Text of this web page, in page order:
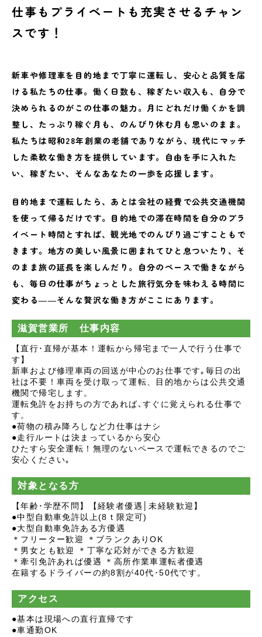
仕事もプライベートも充実させるチャン
スです！
新車や修理車を目的地まで丁寧に運転し、安心と品質を届
ける私たちの仕事。働く日数も、稼ぎたい収入も、自分で
決められるのがこの仕事の魅力。月にどれだけ働くかを調
整し、たっぷり稼ぐ月も、のんびり休む月も思いのまま。
私たちは昭和28年創業の老舗でありながら、現代にマッチ
した柔軟な働き方を提供しています。自由を手に入れた
い、稼ぎたい、そんなあなたの一歩を応援します。
目的地まで運転したら、あとは会社の経費で公共交通機関
を使って帰るだけです。目的地での滞在時間を自分のプラ
イベート時間とすれば、観光地でのんびり過ごすこともで
きます。地方の美しい風景に囲まれてひと息ついたり、そ
のまま旅の延長を楽しんだり。自分のペースで働きながら
も、毎日の仕事がちょっとした旅行気分を味わえる時間に
変わる――そんな贅沢な働き方がここにあります。
滋賀営業所 仕事内容
【直行･直帰が基本！運転から帰宅まで一人で行う仕事で
す】
新車および修理車両の回送が中心のお仕事です｡毎日の出
社は不要！車両を受け取って運転、目的地からは公共交通
機関で帰宅します。
運転免許をお持ちの方であれば､すぐに覚えられる仕事で
す。
●荷物の積み降ろしなど力仕事はナシ
●走行ルートは決まっているから安心
ひたすら安全運転！無理のないペースで運転できるのでご
安心ください｡
対象となる方
【年齢･学歴不問】【経験者優遇│未経験歓迎】
●中型自動車免許以上(8ｔ限定可)
●大型自動車免許ある方優遇
＊フリーター歓迎 ＊ブランクありOK
＊男女とも歓迎 ＊丁寧な応対ができる方歓迎
＊牽引免許あれば優遇 ＊高所作業車運転者優遇
在籍するドライバーの約8割が40代･50代です。
アクセス
●基本は現場への直行直帰です
●車通勤OK